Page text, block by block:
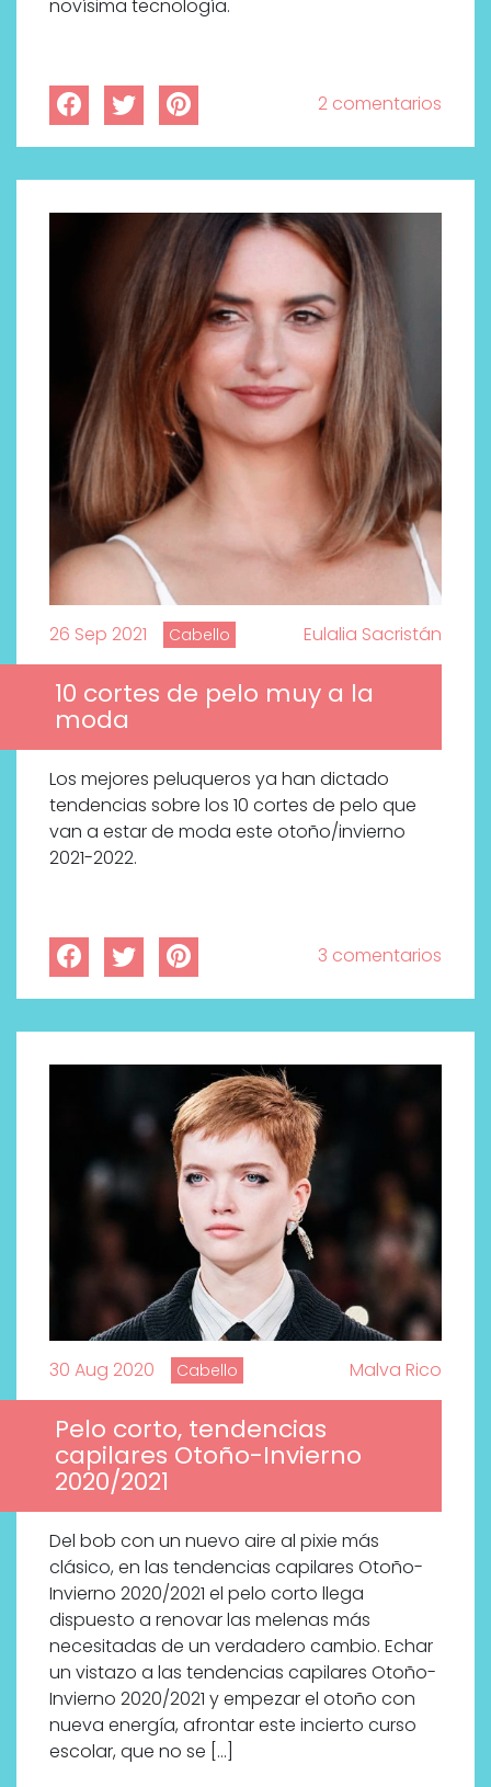
novísima tecnología.
2 comentarios
26 Sep 2021 Cabello Eulalia Sacristán
10 cortes de pelo muy a la
moda
Los mejores peluqueros ya han dictado
tendencias sobre los 10 cortes de pelo que
van a estar de moda este otoño/invierno
2021-2022.
3 comentarios
30 Aug 2020 Cabello Malva Rico
Pelo corto, tendencias
capilares Otoño-Invierno
2020/2021
Del bob con un nuevo aire al pixie más
clásico, en las tendencias capilares Otoño-
Invierno 2020/2021 el pelo corto llega
dispuesto a renovar las melenas más
necesitadas de un verdadero cambio. Echar
un vistazo a las tendencias capilares Otoño-
Invierno 2020/2021 y empezar el otoño con
nueva energía, afrontar este incierto curso
escolar, que no se […]